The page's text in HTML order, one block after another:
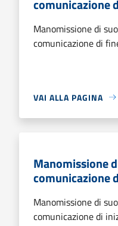
comunicazione
Manomissione di
comunicazione di
VAI ALLA PAGINA
Manomissione
comunicazione
Manomissione di
comunicazione di